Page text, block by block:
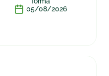
05/08/2026